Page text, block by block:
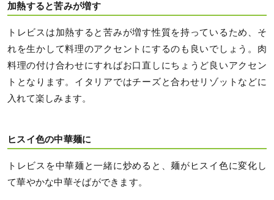
加熱すると苦みが増す
トレビスは加熱すると苦みが増す性質を持っているため、そ
れを生かして料理のアクセントにするのも良いでしょう。肉
料理の付け合わせにすればお口直しにちょうど良いアクセン
トとなります。イタリアではチーズと合わせリゾットなどに
入れて楽しみます。
ヒスイ色の中華麺に
トレビスを中華麺と一緒に炒めると、麺がヒスイ色に変化し
て華やかな中華そばができます。